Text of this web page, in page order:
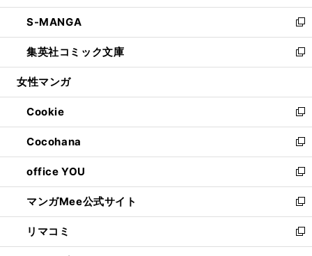
開
く
ウ
で
開
く
ン
ド
ウ
で
開
ウ
ィ
ン
ド
ウ
開
く
し
い
ウ
ィ
ン
ウ
で
開
く
S-MANGA
新
し
い
ウ
ン
ド
ウ
で
開
く
集英社コミック文庫
新
し
ウ
ィ
ン
ド
ウ
で
開
く
女性マンガ
Cookie
新
し
い
ウ
ィ
ン
ド
ウ
で
開
Cocohana
新
し
い
ウ
ィ
ン
ド
ウ
office YOU
新
し
い
ウ
ィ
ン
マンガMee公式サイト
新
し
い
ウ
リマコミ
新
し